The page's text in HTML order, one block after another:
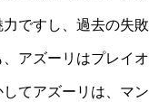
ですし、過去の失
アズーリはプレイ
てアズーリは、マ